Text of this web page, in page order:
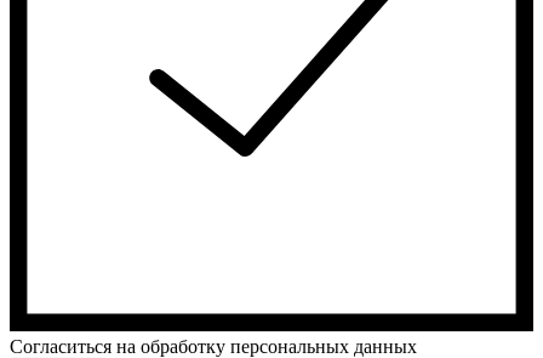
Cогласиться на обработку персональных данных